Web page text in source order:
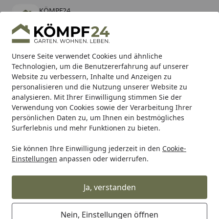
Unsere Seite verwendet Cookies und ähnliche
Technologien, um die Benutzererfahrung auf unserer
Website zu verbessern, Inhalte und Anzeigen zu
personalisieren und die Nutzung unserer Website zu
analysieren. Mit Ihrer Einwilligung stimmen Sie der
Verwendung von Cookies sowie der Verarbeitung Ihrer
persönlichen Daten zu, um Ihnen ein bestmögliches
Surferlebnis und mehr Funktionen zu bieten.
Sie können Ihre Einwilligung jederzeit in den Cookie-
Einstellungen anpassen oder widerrufen.
Ja, verstanden
Nein, Einstellungen öffnen
KÖMPF24
kostenlos - Im App Store
Hotline
Alle Produkte
Mein Konto
Suchen
Karibu Pools inkl. gratis Sandfilteranlage & Pool-
Starterset (Gesamtwert bis 468,99€)
Startseite
SLY SLY 1-2-3 Designböden SLY 1:2:3 Cambridge Oak
SLY 1:2:3 Cambridge Oak Klick-
Designboden Landhausdielenoptik